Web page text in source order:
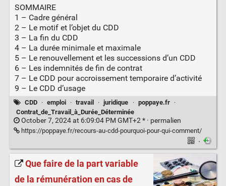
SOMMAIRE
1 – Cadre général
2 – Le motif et l’objet du CDD
3 – La fin du CDD
4 – La durée minimale et maximale
5 – Le renouvellement et les successions d’un CDD
6 – Les indemnités de fin de contrat
7 – Le CDD pour accroissement temporaire d’activité
9 – Le CDD d’usage
CDD · emploi · travail · juridique · poppaye.fr
·
Contrat_de_Travail_à_Durée_Déterminée
October 7, 2024 at 6:09:04 PM GMT+2 * · permalien
https://poppaye.fr/recours-au-cdd-pourquoi-pour-qui-comment/
·
Que faire de la part variable
de la rémunération en cas de